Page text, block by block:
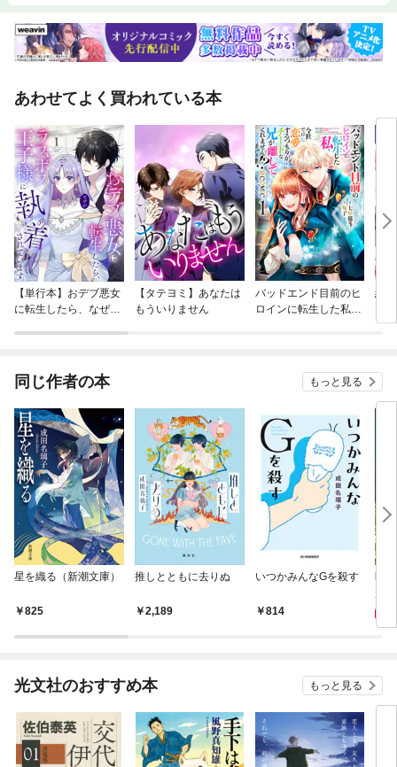
あわせてよく買われている本
【単行本】おデブ悪女
に転生したら、なぜか
【タテヨミ】あなたは
もういりません
バッドエンド目前のヒ
ロインに転生した私、
結
同じ作者の本 もっと見る
星を織る（新潮文庫）
825
推しとともに去りぬ
2,189
いつかみんなGを殺す
814
時
光文社のおすすめ本 もっと見る